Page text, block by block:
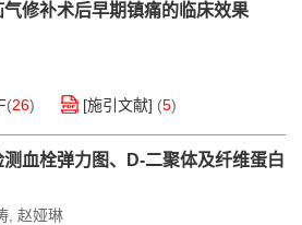
修补术后早期镇痛的临床效果
(26) [施引文献] (5)
血栓弹力图、D-二聚体及纤维蛋白
, 赵娅琳